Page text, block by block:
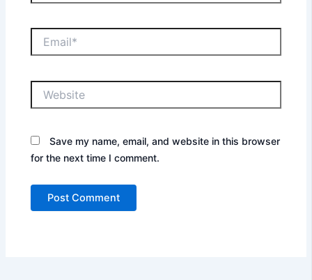
Save my name, email, and website in this browser
for the next time I comment.